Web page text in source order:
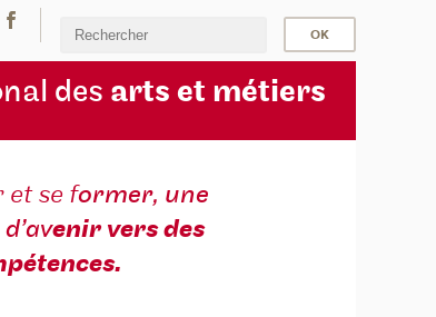
des arts et métiers
et se former, une
enir vers des